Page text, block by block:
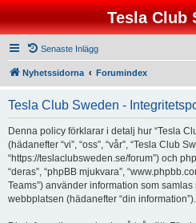
Tesla Club
Senaste Inlägg
Nyhetssidorna Forumindex
Tesla Club Sweden -
Denna policy förklarar i detalj hur “Tesla
(hädanefter “vi”, “oss”, “vår”, “Tesla Club
“https://teslaclubsweden.se/forum”) och
“deras”, “phpBB mjukvara”,
Teams”) använder information som
webbplatsen (hädanefter “din information”).